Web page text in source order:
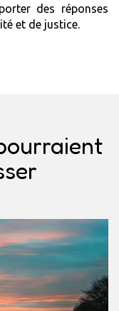
des réponses
et de justice.